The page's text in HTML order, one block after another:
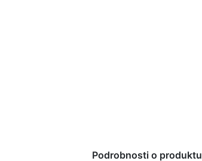
Podrobnosti o produktu